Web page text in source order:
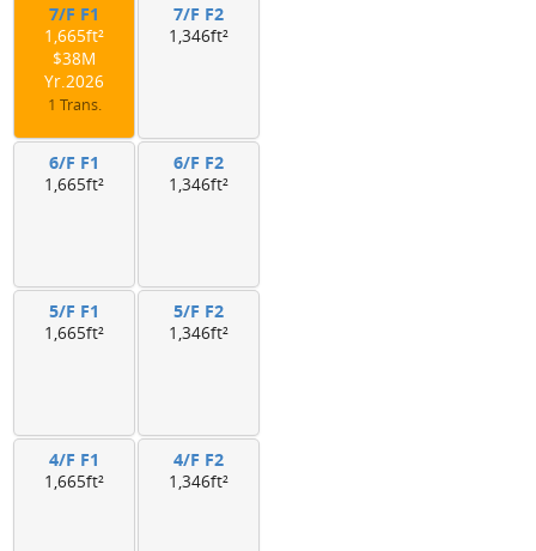
7/F F1
1,665ft²
$38M
Yr.2026
1 Trans.
7/F F2
1,346ft²
6/F F1
1,665ft²
6/F F2
1,346ft²
5/F F1
1,665ft²
5/F F2
1,346ft²
4/F F1
1,665ft²
4/F F2
1,346ft²